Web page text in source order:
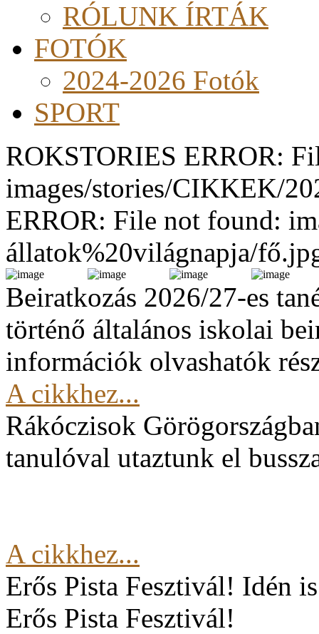
RÓLUNK ÍRTÁK
FOTÓK
2024-2026 Fotók
SPORT
ROKSTORIES ERROR:
images/stories/CIKKEK/
ERROR: File not found:
állatok%20világnapja/
Beiratkozás 2026/27-es
történő általános iskolai
információk olvashatók
A cikkhez...
Rákóczisok
tanulóval utaztunk el
A cikkhez...
Erős Pista Fesztivál! Idén
Erős Pista Fesztivál!